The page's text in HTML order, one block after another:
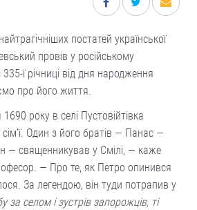
постатей української
провів у російському
ї річниці від дня народження
про його життя.
року в селі Пустовійтівка
Один з його братів — Панас —
— священникував у Смілі, — каже
— Про те, як Петро опинився
За легендою, він туди потрапив у
селом і зустрів запорожців, ті